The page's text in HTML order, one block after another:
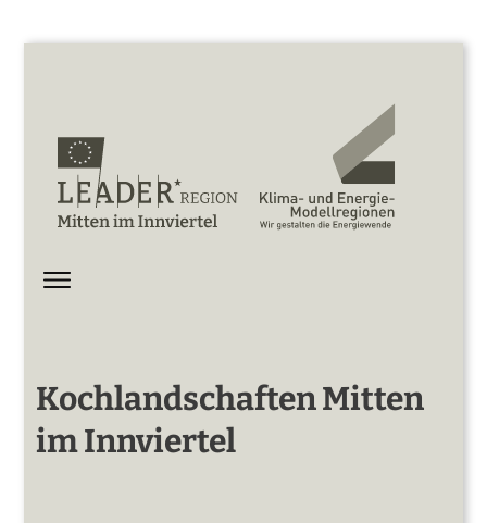
Kochlandschaften Mitten
im Innviertel